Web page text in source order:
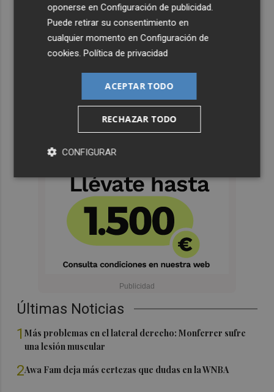
Últimas Noticias
1Más problemas en el lateral derecho: Monferrer sufre
una lesión muscular
2Awa Fam deja más certezas que dudas en la WNBA
oponerse enConfiguración de publicidad.
Puede retirar su consentimiento en
cualquier momento enConfiguración de
cookies.Política de privacidad
ACEPTAR TODO
RECHAZAR TODO
CONFIGURAR